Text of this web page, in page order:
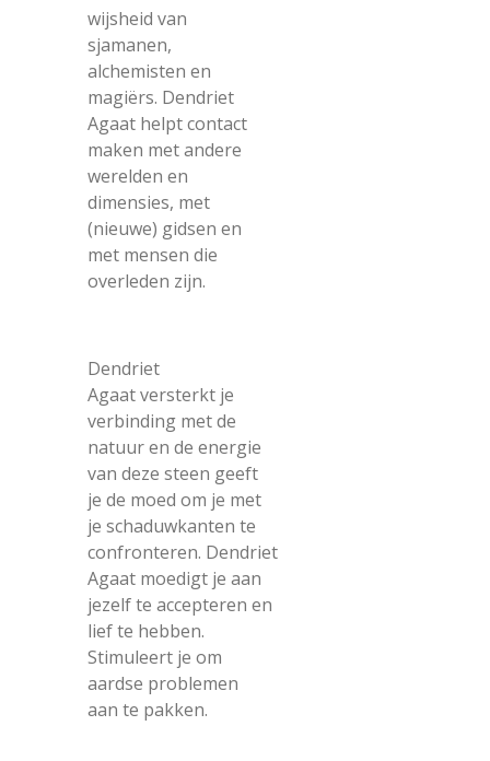
wijsheid van
sjamanen,
alchemisten en
magiërs. Dendriet
Agaat helpt contact
maken met andere
werelden en
dimensies, met
(nieuwe) gidsen en
met mensen die
overleden zijn.
Dendriet
Agaat versterkt je
verbinding met de
natuur en de energie
van deze steen geeft
je de moed om je met
je schaduwkanten te
confronteren. Dendriet
Agaat moedigt je aan
jezelf te accepteren en
lief te hebben.
Stimuleert je om
aardse problemen
aan te pakken.